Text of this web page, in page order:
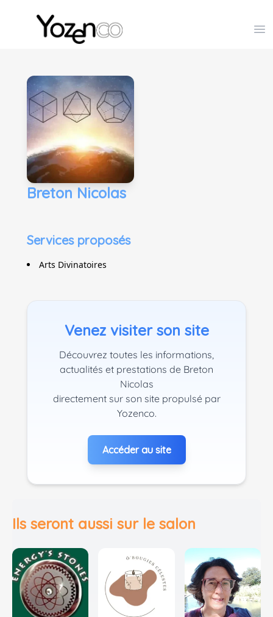
Yozenco - Organisateur de Salons, Evénements et
Breton Nicolas
Services proposés
Arts Divinatoires
Venez visiter son site
Découvrez toutes les informations,
actualités et prestations de Breton
Nicolas
directement sur son site propulsé par
Yozenco.
Accéder au site
Ils seront aussi sur le salon